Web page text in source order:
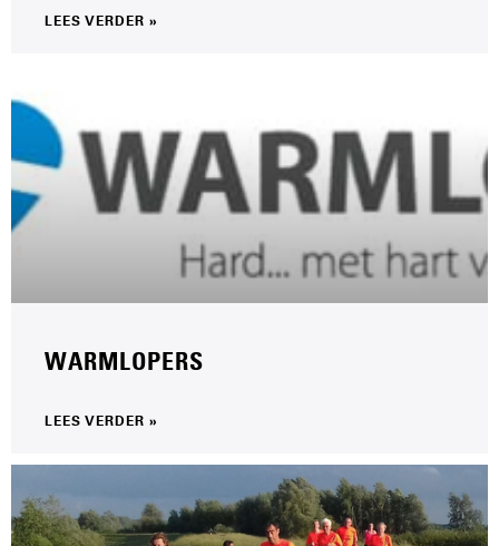
LEES VERDER »
WARMLOPERS
LEES VERDER »